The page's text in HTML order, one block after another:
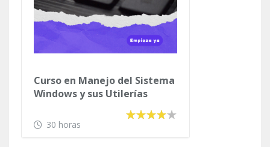
Curso en Manejo del Sistema
Windows y sus Utilerías
30 horas